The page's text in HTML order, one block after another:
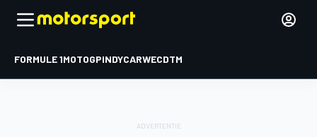
FORMULE 1MOTOGPINDYCARWECDTM